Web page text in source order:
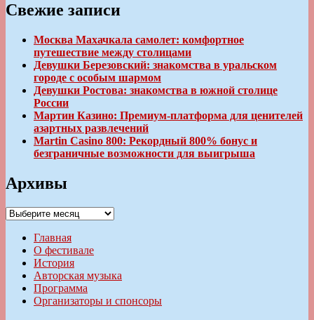
Свежие записи
Москва Махачкала самолет: комфортное
путешествие между столицами
Девушки Березовский: знакомства в уральском
городе с особым шармом
Девушки Ростова: знакомства в южной столице
России
Мартин Казино: Премиум-платформа для ценителей
азартных развлечений
Martin Casino 800: Рекордный 800% бонус и
безграничные возможности для выигрыша
Архивы
Архивы
Главная
О фестивале
История
Авторская музыка
Программа
Организаторы и спонсоры